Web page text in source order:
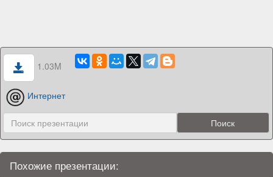
1.03M
Интернет
Похожие презентации: